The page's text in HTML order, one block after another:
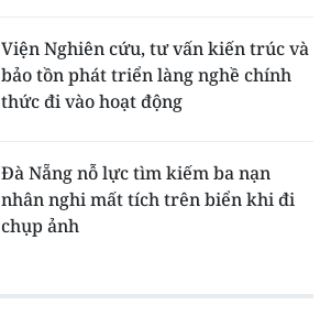
Viện Nghiên cứu, tư vấn kiến trúc và
bảo tồn phát triển làng nghề chính
thức đi vào hoạt động
Đà Nẵng nỗ lực tìm kiếm ba nạn
nhân nghi mất tích trên biển khi đi
chụp ảnh